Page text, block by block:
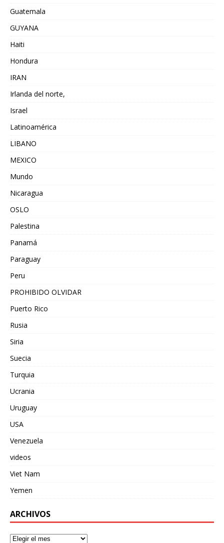
Guatemala
GUYANA
Haiti
Hondura
IRAN
Irlanda del norte,
Israel
Latinoamérica
LIBANO
MEXICO
Mundo
Nicaragua
OSLO
Palestina
Panamá
Paraguay
Peru
PROHIBIDO OLVIDAR
Puerto Rico
Rusia
Siria
Suecia
Turquia
Ucrania
Uruguay
USA
Venezuela
videos
Viet Nam
Yemen
ARCHIVOS